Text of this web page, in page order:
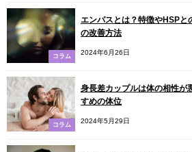
コラム
エンパスとは？特徴やHSPと
の改善方法
2024年6月26日
コラム
身長差カップルは体の相性が
すめの体位
2024年5月29日